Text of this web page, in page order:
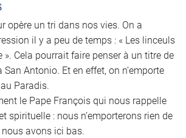
opère un tri dans nos vies. On a
il y a peu de temps : « Les linceuls
». Cela pourrait faire penser à un titre de
Antonio. Et en effet, on n’emporte
Paradis.
le Pape François qui nous rappelle
spirituelle : nous n’emporterons rien de
avons ici bas.